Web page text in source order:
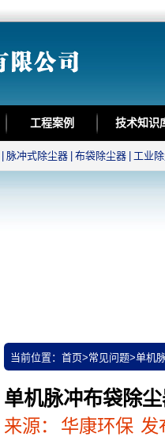
工程案例 技术知识
脉冲式除尘器 布袋除尘器 工业
当前位置： 首页>常见问题>单机
单机脉冲布袋除
来源： 华康环保 发